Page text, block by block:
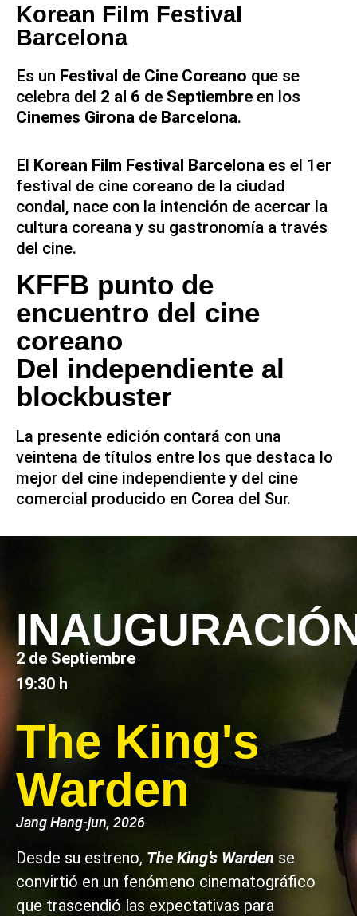
Korean Film Festival
Barcelona
Es un Festival de Cine Coreano que se
celebra del 2 al 6 de Septiembre en los
Cinemes Girona de Barcelona.
El Korean Film Festival Barcelona es el 1er
festival de cine coreano de la ciudad
condal, nace con la intención de acercar la
cultura coreana y su gastronomía a través
del cine.
KFFB punto de
encuentro del cine
coreano
Del independiente al
blockbuster
La presente edición contará con una
veintena de títulos entre los que destaca lo
mejor del cine independiente y del cine
comercial producido en Corea del Sur.
2 de Septiembre
19:30 h
The King's
Warden
Jang Hang-jun, 2026
Desde su estreno, The King’s Warden se
convirtió en un fenómeno cinematográfico
que trascendió las expectativas para